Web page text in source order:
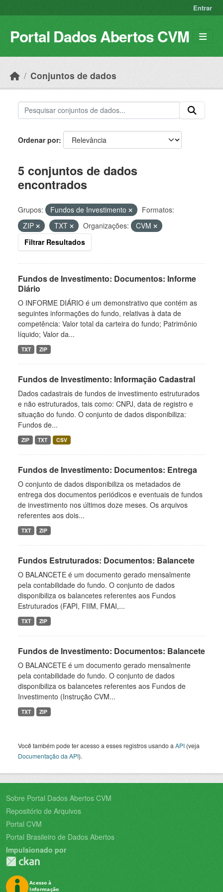
Entrar
Portal Dados Abertos CVM
Conjuntos de dados
Ordenar por
5 conjuntos de dados
encontrados
Grupos: Fundos de Investimento
Formatos:
ZIP
TXT Organizações:
CVM
Filtrar Resultados
Fundos de Investimento: Documentos: Informe
Diário
O INFORME DIÁRIO é um demonstrativo que contém as
seguintes informações do fundo, relativas à data de
competência: Valor total da carteira do fundo; Patrimônio
líquido; Valor da...
TXT ZIP
Fundos de Investimento: Informação Cadastral
Dados cadastrais de fundos de investimento estruturados
e não estruturados, tais como: CNPJ, data de registro e
situação do fundo. O conjunto de dados disponibiliza:
Fundos de...
ZIP TXT CSV
Fundos de Investimento: Documentos: Entrega
O conjunto de dados disponibiliza os metadados de
entrega dos documentos periódicos e eventuais de fundos
de investimento nos últimos doze meses. Os arquivos
referentes aos dois...
TXT ZIP
Fundos Estruturados: Documentos: Balancete
O BALANCETE é um documento gerado mensalmente
pela contabilidade do fundo. O conjunto de dados
disponibiliza os balancetes referentes aos Fundos
Estruturados (FAPI, FIIM, FMAI,...
TXT ZIP
Fundos de Investimento: Documentos: Balancete
O BALANCETE é um documento gerado mensalmente
pela contabilidade do fundo. O conjunto de dados
disponibiliza os balancetes referentes aos Fundos de
Investimento (Instrução CVM...
TXT ZIP
Você também pode ter acesso a esses registros usando a API (veja
Documentação da API).
Sobre Portal Dados Abertos CVM
Repositório de Arquivos
Portal CVM
Portal Brasileiro de Dados Abertos
Impulsionado por